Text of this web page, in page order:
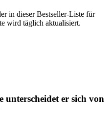
in dieser Bestseller-Liste​ für
​wird täglich aktualisiert.⁤
unterscheidet er sich von